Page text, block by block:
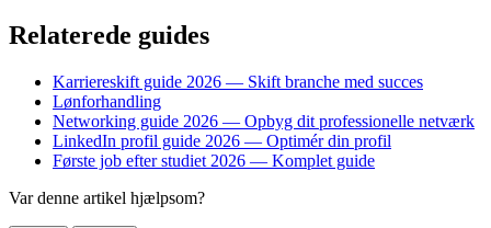
Relaterede guides
Karriereskift guide 2026 — Skift branche med succes
Lønforhandling
Networking guide 2026 — Opbyg dit professionelle netværk
LinkedIn profil guide 2026 — Optimér din profil
Første job efter studiet 2026 — Komplet guide
Var denne artikel hjælpsom?